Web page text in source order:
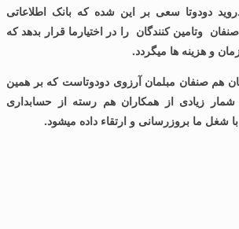
دودوتا سعی بر این شده که بانک اطلاعاتی
وتامین کنندگان را در اختیارما قرار بدهد که
و هزینه ها میگردد.
هم صنفان مبلمان آرزوی دودوتاست که بر همین
زیادی از همکاران هم رسته از حسابداری
شغل ما بروزرسانی و ارتقاء داده میشود.